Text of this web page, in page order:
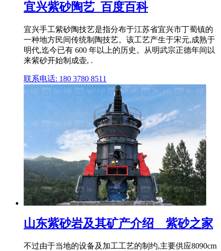
宜兴紫砂陶艺_百度百科
宜兴手工紫砂陶技艺是指分布于江苏省宜兴市丁蜀镇的
一种地方民间传统制陶技艺。该工艺产生于宋元,成熟于
明代,迄今已有 600 年以上的历史。从明武宗正德年间以
来紫砂开始制成壶, .
联系电话: 180 3780 8511
山东紫砂岩及其矿产介绍__紫砂之家
不过由于当地的设备及加工工艺的制约,主要供应8090cm